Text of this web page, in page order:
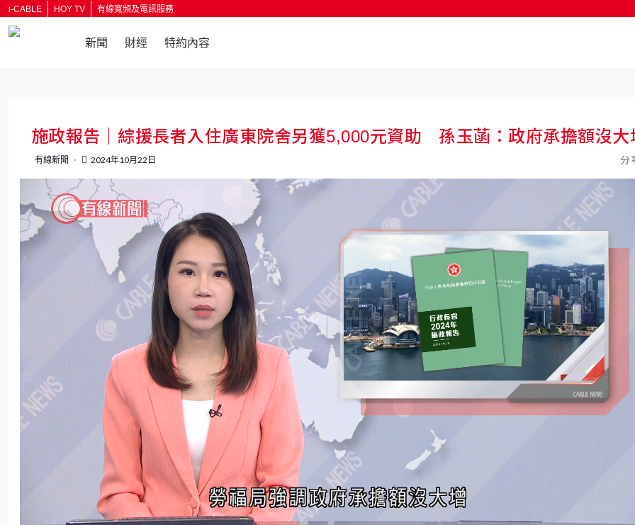
i-CABLE HOY TV 有線寬頻及電訊服務
新聞 財經 特約內容
施政報告｜綜援長者入住廣東院舍另獲5,000元資助 孫玉菡：政府承擔額沒大
有線新聞 2024年10月22日 分